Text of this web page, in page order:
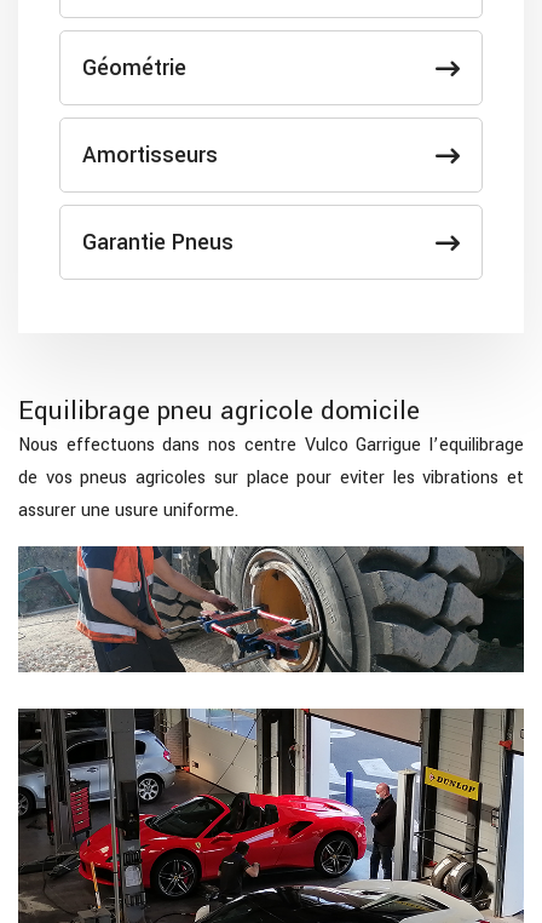
Géométrie
Amortisseurs
Garantie Pneus
Equilibrage pneu agricole domicile
Nous effectuons dans nos centre Vulco Garrigue l’equilibrage
de vos pneus agricoles sur place pour eviter les vibrations et
assurer une usure uniforme.